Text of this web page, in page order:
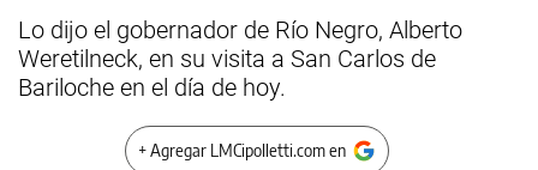
Lo dijo el gobernador de Río Negro, Alberto
Weretilneck, en su visita a San Carlos de
Bariloche en el día de hoy.
+ Agregar LMCipolletti.com en